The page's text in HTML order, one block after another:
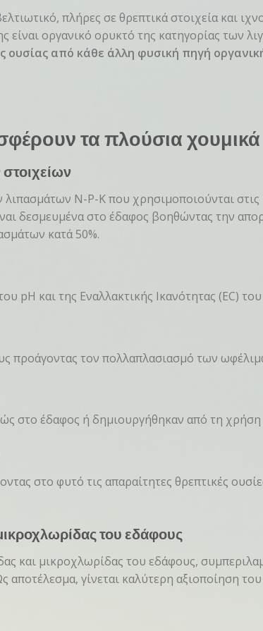
πλήρες σε θρεπτικά στοιχεία και
οργανικό ορυκτό της κατηγορίας των
από κάθε άλλη φυσική πηγή
τα πλούσια χουμικά
N-P-K που χρησιμοποιούνται στις
δεσμευμένα στο έδαφος βοηθώντας την
κατά 50%.
pH και της Εναλλακτικής Ικανότητας (EC)
προάγοντας τον πολλαπλασιασμό των
στο έδαφος ή δημιουργήθηκαν από τη
στο φυτό τις απαραίτητες θρεπτικές
του εδάφους
και μικροχλωρίδας του εδάφους,
αποτέλεσμα, γίνεται καλύτερη αξιοποίηση